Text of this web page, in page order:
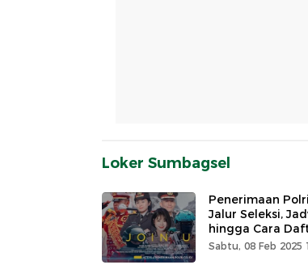
Loker Sumbagsel
Penerimaan
Jalur Seleksi,
hingga Cara
Sabtu, 08 Feb 2025